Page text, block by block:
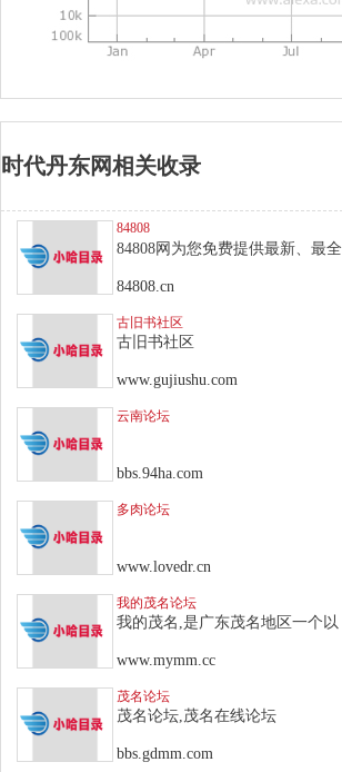
时代丹东网相关收录
84808
84808网为您免费提供最新、最全
84808.cn
古旧书社区
古旧书社区
www.gujiushu.com
云南论坛
bbs.94ha.com
多肉论坛
www.lovedr.cn
我的茂名论坛
我的茂名,是广东茂名地区一个以
www.mymm.cc
茂名论坛
茂名论坛,茂名在线论坛
bbs.gdmm.com